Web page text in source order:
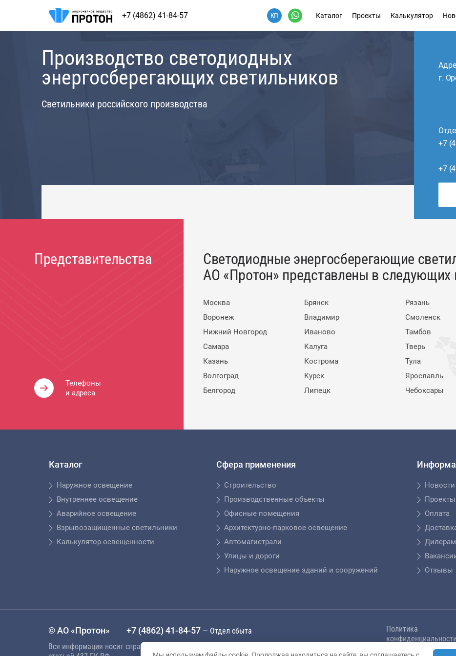
+7 (4862) 41-84-57 Каталог Проекты Калькулятор
Производство светодиодных
энергосберегающих светильников
Светильники российского производства
г.
+7
+7
Представительства
Телефоны
и адреса
Светодиодные энергосберегающие
АО «Протон» представлены в следующих
Москва
Воронеж
Нижний Новгород
Самара
Казань
Волгоград
Белгород
Брянск
Владимир
Иваново
Калуга
Кострома
Курск
Липецк
Рязань
Смоленск
Тамбов
Тверь
Тула
Ярославль
Чебоксары
Каталог
Наружное освещение
Внутреннее освещение
Аварийное освещение
Взрывозащищенные светильники
Калькулятор освещенности
Сфера применения
Строительство
Производственные объекты
Офисные помещения
Архитектурно-парковое освещение
Автомагистрали
Улицы и дороги
Наружное освещение зданий и сооружений
Новости
Проекты
Оплата
Дилерам
Отзывы
© АО «Протон» +7 (4862) 41-84-57 — Отдел сбыта
Вся информация носит справочный характер и не является публичной офертой, определяемой
Политика
конфиденциальности